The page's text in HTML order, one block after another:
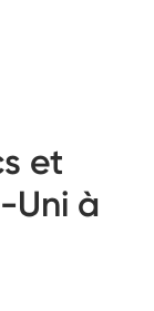
et
Uni à